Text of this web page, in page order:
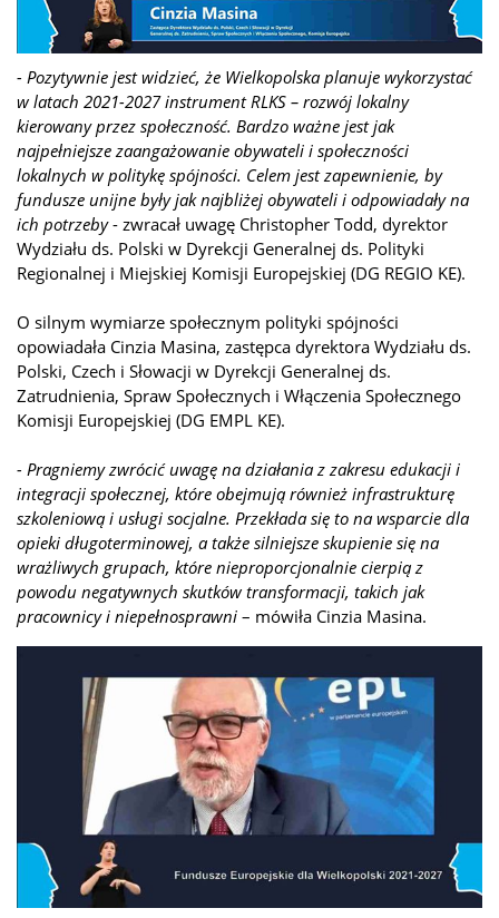
- Pozytywnie jest widzieć, że Wielkopolska planuje wykorzystać
w latach 2021-2027 instrument RLKS – rozwój lokalny
kierowany przez społeczność. Bardzo ważne jest jak
najpełniejsze zaangażowanie obywateli i społeczności
lokalnych w politykę spójności. Celem jest zapewnienie, by
fundusze unijne były jak najbliżej obywateli i odpowiadały na
ich potrzeby- zwracał uwagę Christopher Todd, dyrektor
Wydziału ds. Polski w Dyrekcji Generalnej ds. Polityki
Regionalnej i Miejskiej Komisji Europejskiej (DG REGIO KE).
O silnym wymiarze społecznym polityki spójności
opowiadała Cinzia Masina, zastępca dyrektora Wydziału ds.
Polski, Czech i Słowacji w Dyrekcji Generalnej ds.
Zatrudnienia, Spraw Społecznych i Włączenia Społecznego
Komisji Europejskiej (DG EMPL KE).
- Pragniemy zwrócić uwagę na działania z zakresu edukacji i
integracji społecznej, które obejmują również infrastrukturę
szkoleniową i usługi socjalne. Przekłada się to na wsparcie dla
opieki długoterminowej, a także silniejsze skupienie się na
wrażliwych grupach, które nieproporcjonalnie cierpią z
powodu negatywnych skutków transformacji, takich jak
pracownicy i niepełnosprawni – mówiła Cinzia Masina.